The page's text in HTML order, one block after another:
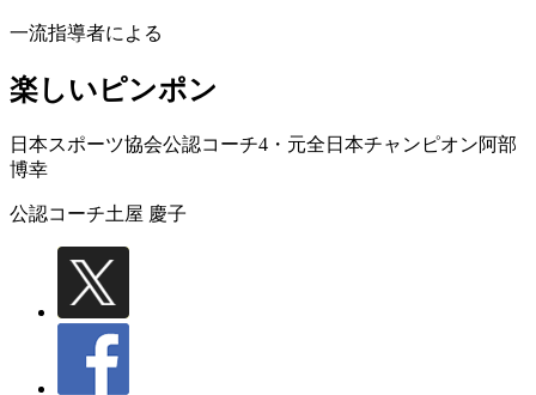
一流指導者による
楽しいピンポン
日本スポーツ協会公認コーチ4・元全日本チャンピオン阿部
博幸
公認コーチ土屋 慶子